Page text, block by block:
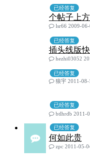
已经答复
个帖子上
lsr66 2009-06-
已经答复
插头线版
hezhi03052
已经答复
狼宇 2011-08-
已经答复
btlhrdb 2011-
已经答复
何如此贵
zpc 2011-05-